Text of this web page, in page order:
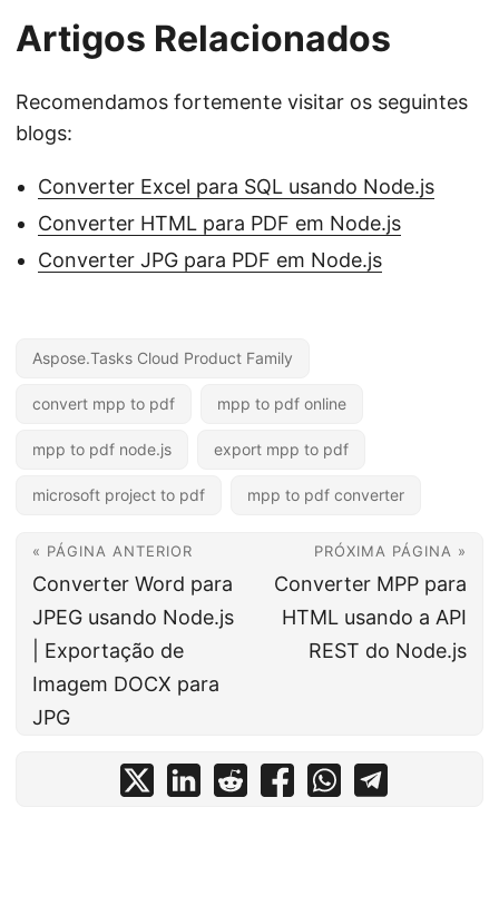
Artigos Relacionados
Recomendamos fortemente visitar os seguintes
blogs:
Converter Excel para SQL usando Node.js
Converter HTML para PDF em Node.js
Converter JPG para PDF em Node.js
Aspose.Tasks Cloud Product Family
convert mpp to pdf mpp to pdf online
mpp to pdf node.js export mpp to pdf
microsoft project to pdf mpp to pdf converter
« PÁGINA ANTERIOR
Converter Word para
JPEG usando Node.js
| Exportação de
Imagem DOCX para
JPG
PRÓXIMA PÁGINA »
Converter MPP para
HTML usando a API
REST do Node.js